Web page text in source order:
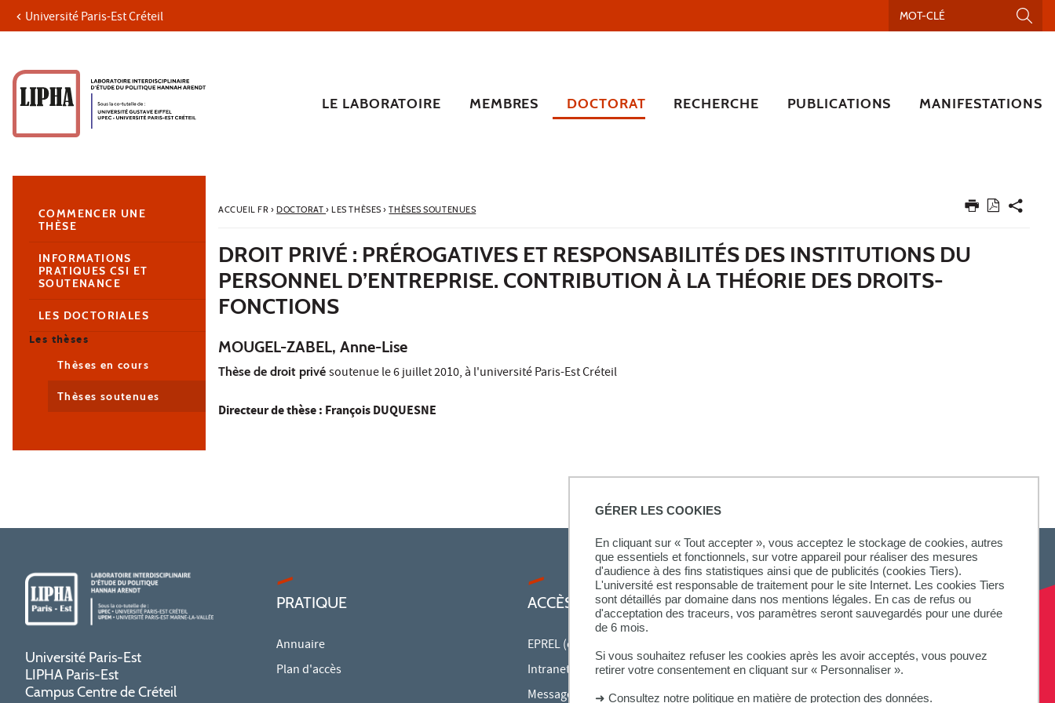
GÉRER LES COOKIES
En cliquant sur « Tout accepter », vous acceptez le stockage de cookies, autres
que essentiels et fonctionnels, sur votre appareil pour réaliser des mesures
d'audience à des fins statistiques ainsi que de publicités (cookies Tiers).
L'université est responsable de traitement pour le site Internet. Les cookies Tiers
sont détaillés par domaine dans nos mentions légales. En cas de refus ou
d'acceptation des traceurs, vos paramètres seront sauvegardés pour une durée
de 6 mois.
Si vous souhaitez refuser les cookies après les avoir acceptés, vous pouvez
retirer votre consentement en cliquant sur « Personnaliser ».
➜ Consultez notre politique en matière de protection des données.
Aller au contenu
Recherche
Navigation secondaire
Université Paris-Est Créteil
LE LABORATOIRE MEMBRES DOCTORAT RECHERCHE PUBLICATIONS MANIFESTATIONS
ACCUEIL FR› DOCTORAT› LES THÈSES› THÈSES SOUTENUES
DROIT PRIVÉ : PRÉROGATIVES ET RESPONSABILITÉS DES INSTITUTIONS DU
PERSONNEL D’ENTREPRISE. CONTRIBUTION À LA THÉORIE DES DROITS-
FONCTIONS
MOUGEL-ZABEL, Anne-Lise
Thèse de droit privé soutenue le 6 juillet 2010, à l'université Paris-Est Créteil
Directeur de thèse : François DUQUESNE
COMMENCER UNE
THÈSE
INFORMATIONS
PRATIQUES CSI ET
SOUTENANCE
LES DOCTORIALES
Les thèses
Thèses en cours
Thèses soutenues
Université Paris-Est
LIPHA Paris-Est
Campus Centre de Créteil
PRATIQUE
Annuaire
Plan d'accès
ACCÈS RAPIDES
EPREL (cours en ligne)
Intranet des personnels
Messagerie des personnels